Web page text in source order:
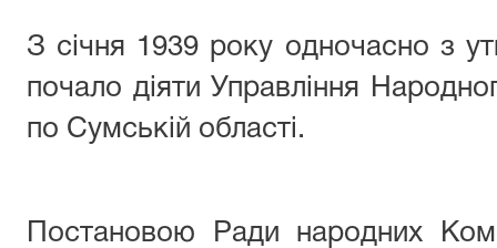
З січня 1939 року одночасно з
почало діяти Управління
по Сумській області.
Постановою Ради народних